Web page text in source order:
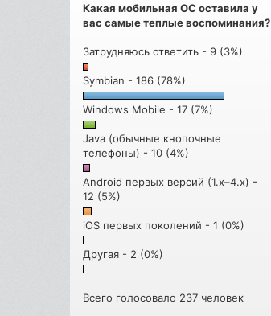
Какая мобильная ОС оставила у
вас самые теплые воспоминания?
Затрудняюсь ответить - 9 (3%)
Symbian - 186 (78%)
Windows Mobile - 17 (7%)
Java (обычные кнопочные
телефоны) - 10 (4%)
Android первых версий (1.x–4.x) -
12 (5%)
iOS первых поколений - 1 (0%)
Другая - 2 (0%)
Всего голосовало 237 человек